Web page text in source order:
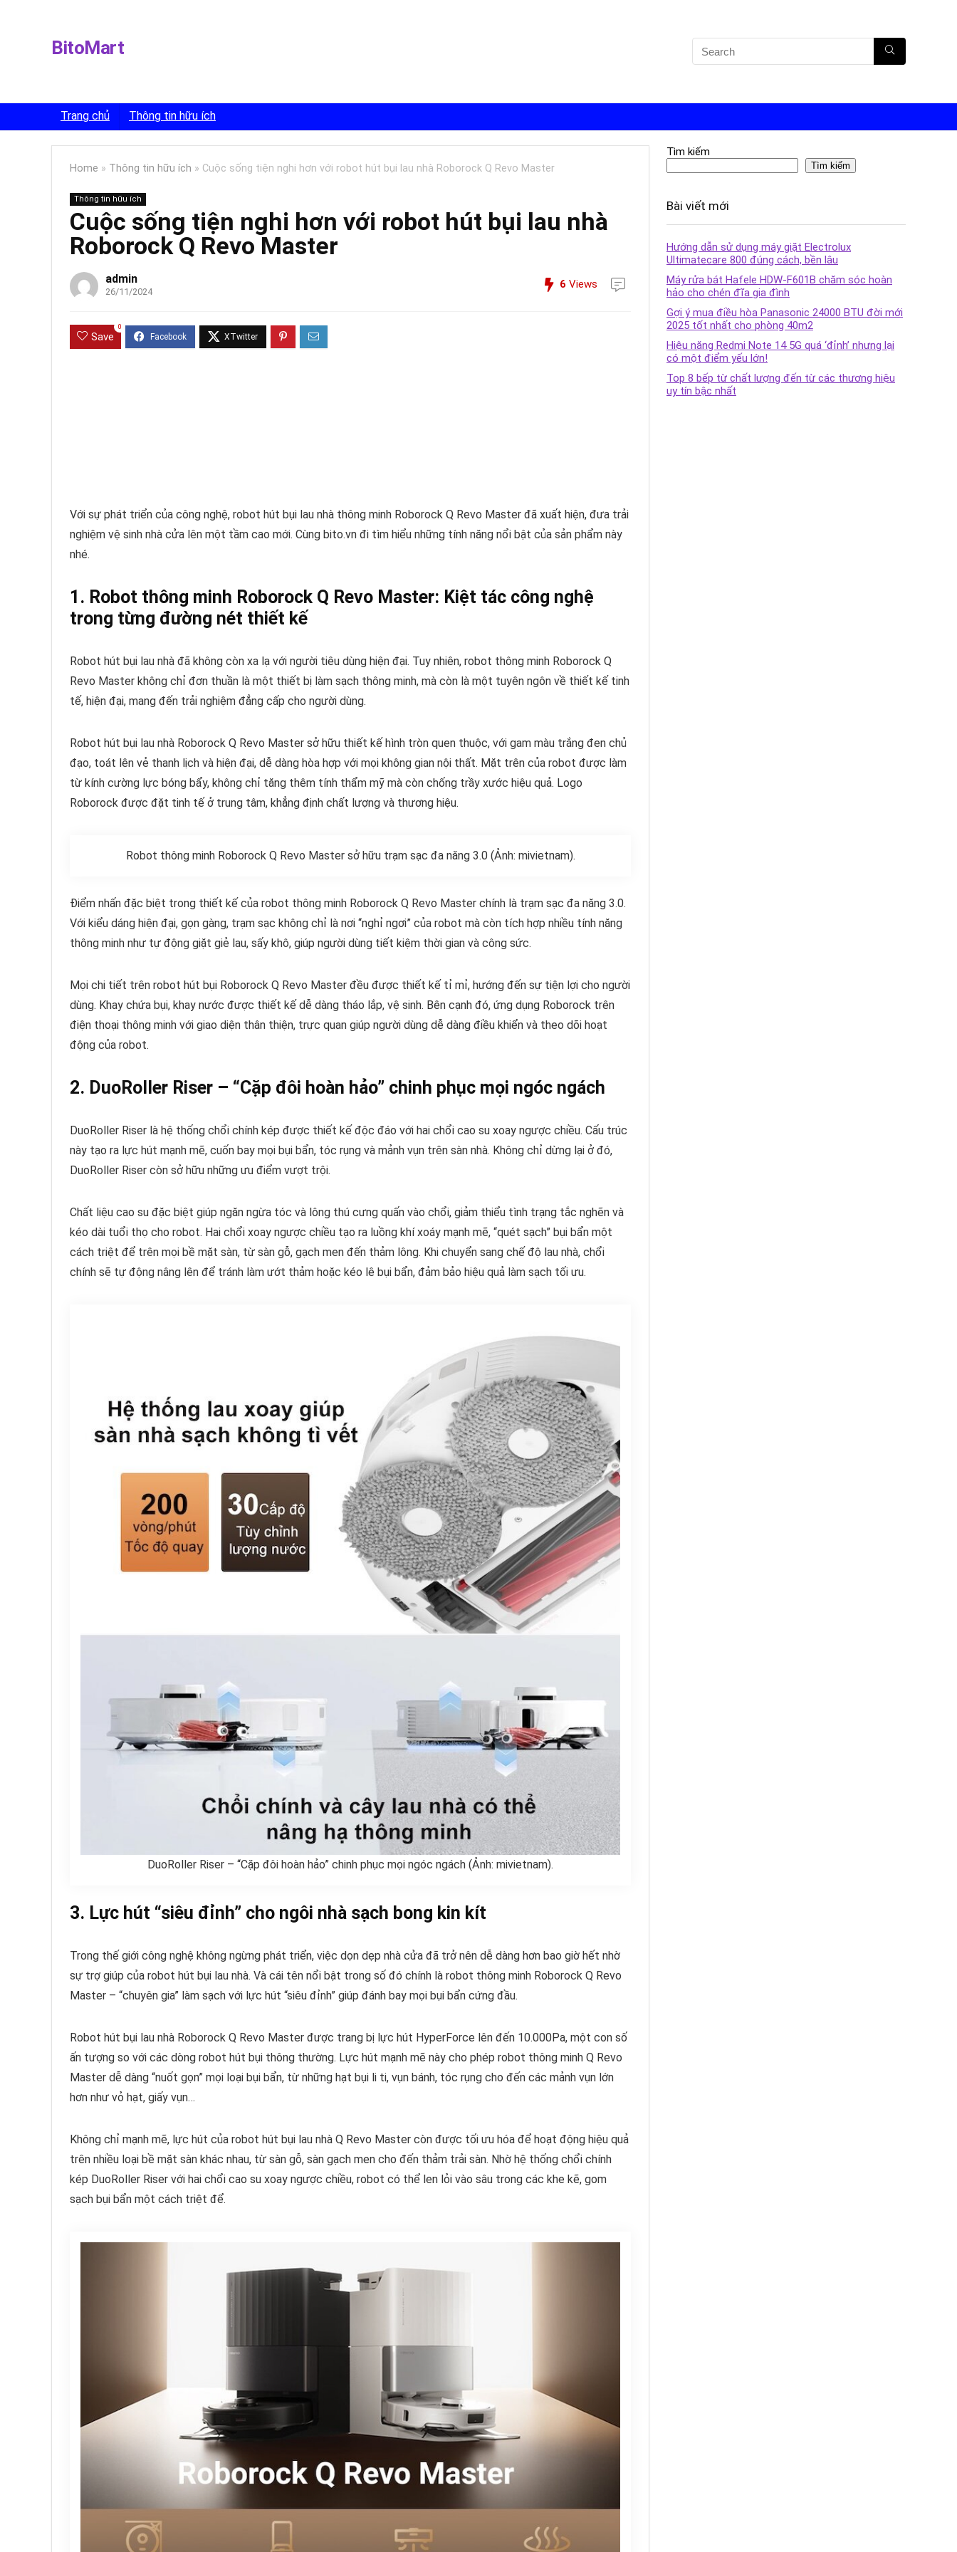
BitoMart
Trang chủ Thông tin hữu ích
Home » Thông tin hữu ích » Cuộc sống tiện nghi hơn với robot hút bụi lau nhà Roborock Q Revo Master
Thông tin hữu ích
Cuộc sống tiện nghi hơn với robot hút bụi lau nhà
Roborock Q Revo Master
admin
26/11/2024
6 Views
Save
0
Với sự phát triển của công nghệ, robot hút bụi lau nhà thông minh Roborock Q Revo Master đã xuất hiện, đưa trải
nghiệm vệ sinh nhà cửa lên một tầm cao mới. Cùng bito.vn đi tìm hiểu những tính năng nổi bật của sản phẩm này
nhé.
1. Robot thông minh Roborock Q Revo Master: Kiệt tác công nghệ
trong từng đường nét thiết kế
Robot hút bụi lau nhà đã không còn xa lạ với người tiêu dùng hiện đại. Tuy nhiên, robot thông minh Roborock Q
Revo Master không chỉ đơn thuần là một thiết bị làm sạch thông minh, mà còn là một tuyên ngôn về thiết kế tinh
tế, hiện đại, mang đến trải nghiệm đẳng cấp cho người dùng.
Robot hút bụi lau nhà Roborock Q Revo Master sở hữu thiết kế hình tròn quen thuộc, với gam màu trắng đen chủ
đạo, toát lên vẻ thanh lịch và hiện đại, dễ dàng hòa hợp với mọi không gian nội thất. Mặt trên của robot được làm
từ kính cường lực bóng bẩy, không chỉ tăng thêm tính thẩm mỹ mà còn chống trầy xước hiệu quả. Logo
Roborock được đặt tinh tế ở trung tâm, khẳng định chất lượng và thương hiệu.
Robot thông minh Roborock Q Revo Master sở hữu trạm sạc đa năng 3.0 (Ảnh: mivietnam).
Điểm nhấn đặc biệt trong thiết kế của robot thông minh Roborock Q Revo Master chính là trạm sạc đa năng 3.0.
Với kiểu dáng hiện đại, gọn gàng, trạm sạc không chỉ là nơi “nghỉ ngơi” của robot mà còn tích hợp nhiều tính năng
thông minh như tự động giặt giẻ lau, sấy khô, giúp người dùng tiết kiệm thời gian và công sức.
Mọi chi tiết trên robot hút bụi Roborock Q Revo Master đều được thiết kế tỉ mỉ, hướng đến sự tiện lợi cho người
dùng. Khay chứa bụi, khay nước được thiết kế dễ dàng tháo lắp, vệ sinh. Bên cạnh đó, ứng dụng Roborock trên
điện thoại thông minh với giao diện thân thiện, trực quan giúp người dùng dễ dàng điều khiển và theo dõi hoạt
động của robot.
2. DuoRoller Riser – “Cặp đôi hoàn hảo” chinh phục mọi ngóc ngách
DuoRoller Riser là hệ thống chổi chính kép được thiết kế độc đáo với hai chổi cao su xoay ngược chiều. Cấu trúc
này tạo ra lực hút mạnh mẽ, cuốn bay mọi bụi bẩn, tóc rụng và mảnh vụn trên sàn nhà. Không chỉ dừng lại ở đó,
DuoRoller Riser còn sở hữu những ưu điểm vượt trội.
Chất liệu cao su đặc biệt giúp ngăn ngừa tóc và lông thú cưng quấn vào chổi, giảm thiểu tình trạng tắc nghẽn và
kéo dài tuổi thọ cho robot. Hai chổi xoay ngược chiều tạo ra luồng khí xoáy mạnh mẽ, “quét sạch” bụi bẩn một
cách triệt để trên mọi bề mặt sàn, từ sàn gỗ, gạch men đến thảm lông. Khi chuyển sang chế độ lau nhà, chổi
chính sẽ tự động nâng lên để tránh làm ướt thảm hoặc kéo lê bụi bẩn, đảm bảo hiệu quả làm sạch tối ưu.
DuoRoller Riser – “Cặp đôi hoàn hảo” chinh phục mọi ngóc ngách (Ảnh: mivietnam).
3. Lực hút “siêu đỉnh” cho ngôi nhà sạch bong kin kít
Trong thế giới công nghệ không ngừng phát triển, việc dọn dẹp nhà cửa đã trở nên dễ dàng hơn bao giờ hết nhờ
sự trợ giúp của robot hút bụi lau nhà. Và cái tên nổi bật trong số đó chính là robot thông minh Roborock Q Revo
Master – “chuyên gia” làm sạch với lực hút “siêu đỉnh” giúp đánh bay mọi bụi bẩn cứng đầu.
Robot hút bụi lau nhà Roborock Q Revo Master được trang bị lực hút HyperForce lên đến 10.000Pa, một con số
ấn tượng so với các dòng robot hút bụi thông thường. Lực hút mạnh mẽ này cho phép robot thông minh Q Revo
Master dễ dàng “nuốt gọn” mọi loại bụi bẩn, từ những hạt bụi li ti, vụn bánh, tóc rụng cho đến các mảnh vụn lớn
hơn như vỏ hạt, giấy vụn…
Không chỉ mạnh mẽ, lực hút của robot hút bụi lau nhà Q Revo Master còn được tối ưu hóa để hoạt động hiệu quả
trên nhiều loại bề mặt sàn khác nhau, từ sàn gỗ, sàn gạch men cho đến thảm trải sàn. Nhờ hệ thống chổi chính
kép DuoRoller Riser với hai chổi cao su xoay ngược chiều, robot có thể len lỏi vào sâu trong các khe kẽ, gom
sạch bụi bẩn một cách triệt để.
Tìm kiếm
Tìm kiếm
Bài viết mới
Hướng dẫn sử dụng máy giặt Electrolux
Ultimatecare 800 đúng cách, bền lâu
Máy rửa bát Hafele HDW-F601B chăm sóc hoàn
hảo cho chén đĩa gia đình
Gợi ý mua điều hòa Panasonic 24000 BTU đời mới
2025 tốt nhất cho phòng 40m2
Hiệu năng Redmi Note 14 5G quá ‘đỉnh’ nhưng lại
có một điểm yếu lớn!
Top 8 bếp từ chất lượng đến từ các thương hiệu
uy tín bậc nhất